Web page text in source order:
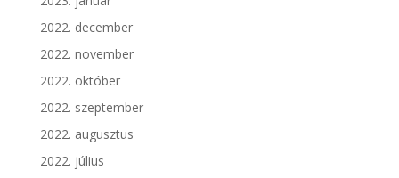
2022. december
2022. november
2022. október
2022. szeptember
2022. augusztus
2022. július